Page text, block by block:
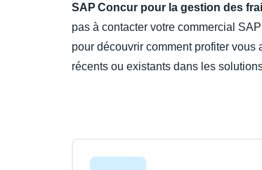
SAP Concur pour la gestion des
pas à contacter votre commercial
pour découvrir comment profiter
récents ou existants dans les